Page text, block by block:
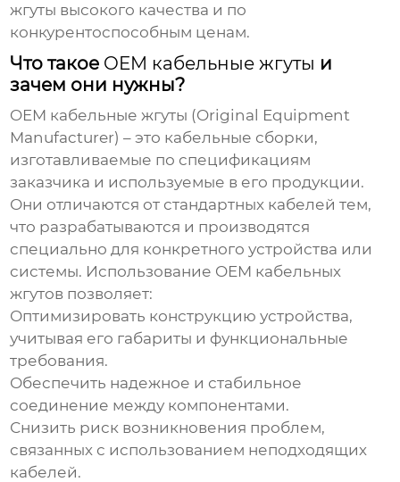
жгуты высокого качества и по
конкурентоспособным ценам.
Что такое OEM кабельные жгуты и
зачем они нужны?
OEM кабельные жгуты (Original Equipment
Manufacturer) – это кабельные сборки,
изготавливаемые по спецификациям
заказчика и используемые в его продукции.
Они отличаются от стандартных кабелей тем,
что разрабатываются и производятся
специально для конкретного устройства или
системы. Использование OEM кабельных
жгутов позволяет:
Оптимизировать конструкцию устройства,
учитывая его габариты и функциональные
требования.
Обеспечить надежное и стабильное
соединение между компонентами.
Снизить риск возникновения проблем,
связанных с использованием неподходящих
кабелей.